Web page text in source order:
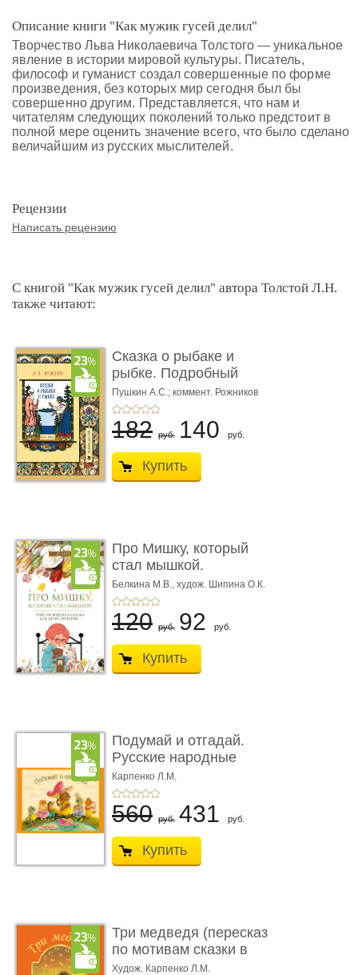
Описание книги "Как мужик гусей делил"
Творчество Льва Николаевича Толстого — уникальное
явление в истории мировой культуры. Писатель,
философ и гуманист создал совершенные по форме
произведения, без которых мир сегодня был бы
совершенно другим. Представляется, что нам и
читателям следующих поколений только предстоит в
полной мере оценить значение всего, что было сделано
величайшим из русских мыслителей.
Рецензии
Написать рецензию
С книгой "Как мужик гусей делил" автора Толстой Л.Н.
также читают:
Сказка о рыбаке и
рыбке. Подробный
иллюстриров ...
Пушкин А.С.; коммент. Рожников
Л.В.
182 руб. 140 руб.
Купить
Про Мишку, который
стал мышкой.
Терапевтическа ...
Белкина М.В., худож. Шипина О.К.
120 руб. 92 руб.
Купить
Подумай и отгадай.
Русские народные
загадки
Карпенко Л.М.
560 руб. 431 руб.
Купить
Три медведя (пересказ
по мотивам сказки в
обра� ...
Худож. Карпенко Л.М.